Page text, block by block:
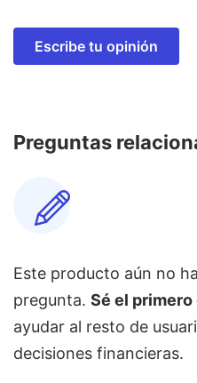
Escribe tu opinión
Preguntas
Este producto aún no
pregunta. Sé el
ayudar al resto de
decisiones financieras.